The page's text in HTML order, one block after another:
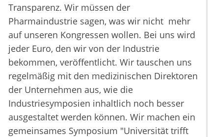
Transparenz. Wir müssen der
Pharmaindustrie sagen, was wir nicht mehr
auf unseren Kongressen wollen. Bei uns wird
jeder Euro, den wir von der Industrie
bekommen, veröffentlicht. Wir tauschen uns
regelmäßig mit den medizinischen Direktoren
der Unternehmen aus, wie die
Industriesymposien inhaltlich noch besser
ausgestaltet werden können. Wir machen ein
gemeinsames Symposium "Universität trifft